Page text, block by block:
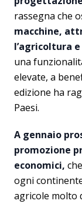
rassegna che
macchine,
l’agricoltura
una
elevate, a
edizione ha
Paesi.
A gennaio
promozione
economici,
ogni
agricole molto